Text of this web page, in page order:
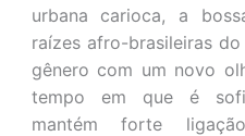
urbana carioca, a
raízes afro-brasileiras
gênero com um novo
tempo em que é
mantém forte